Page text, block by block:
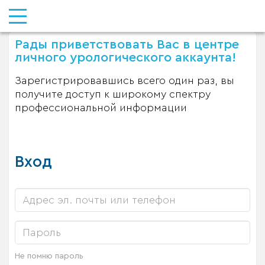
Рады приветствовать Вас в центре
личного урологического аккаунта!
Зарегистрировавшись всего один раз, вы
получите доступ к широкому спектру
профессиональной информации
Вход
Не помню пароль